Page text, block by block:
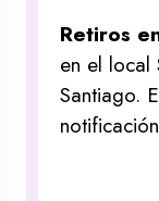
Retiros
en el local
Santiago.